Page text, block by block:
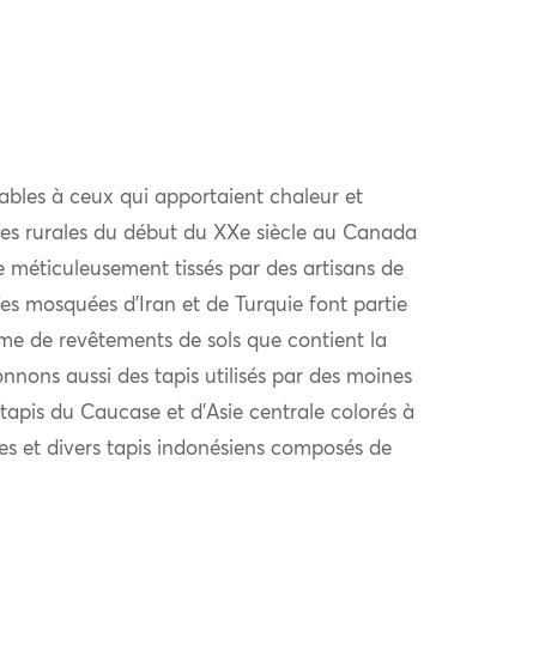
à ceux qui apportaient chaleur et
rurales du début du XXe siècle au Canada
tissés par des artisans de
mosquées d’Iran et de Turquie font partie
de revêtements de sols que contient la
aussi des tapis utilisés par des moines
du Caucase et d’Asie centrale colorés à
et divers tapis indonésiens composés de